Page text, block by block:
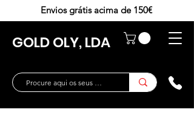
GOLD OLY, LDA
Envios grátis acima de 150€